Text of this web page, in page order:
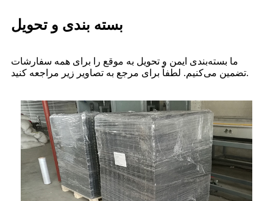
بسته بندی و تحویل
ما بسته‌بندی ایمن و تحویل به موقع را برای همه سفارشات
تضمین می‌کنیم. لطفاً برای مرجع به تصاویر زیر مراجعه کنید.